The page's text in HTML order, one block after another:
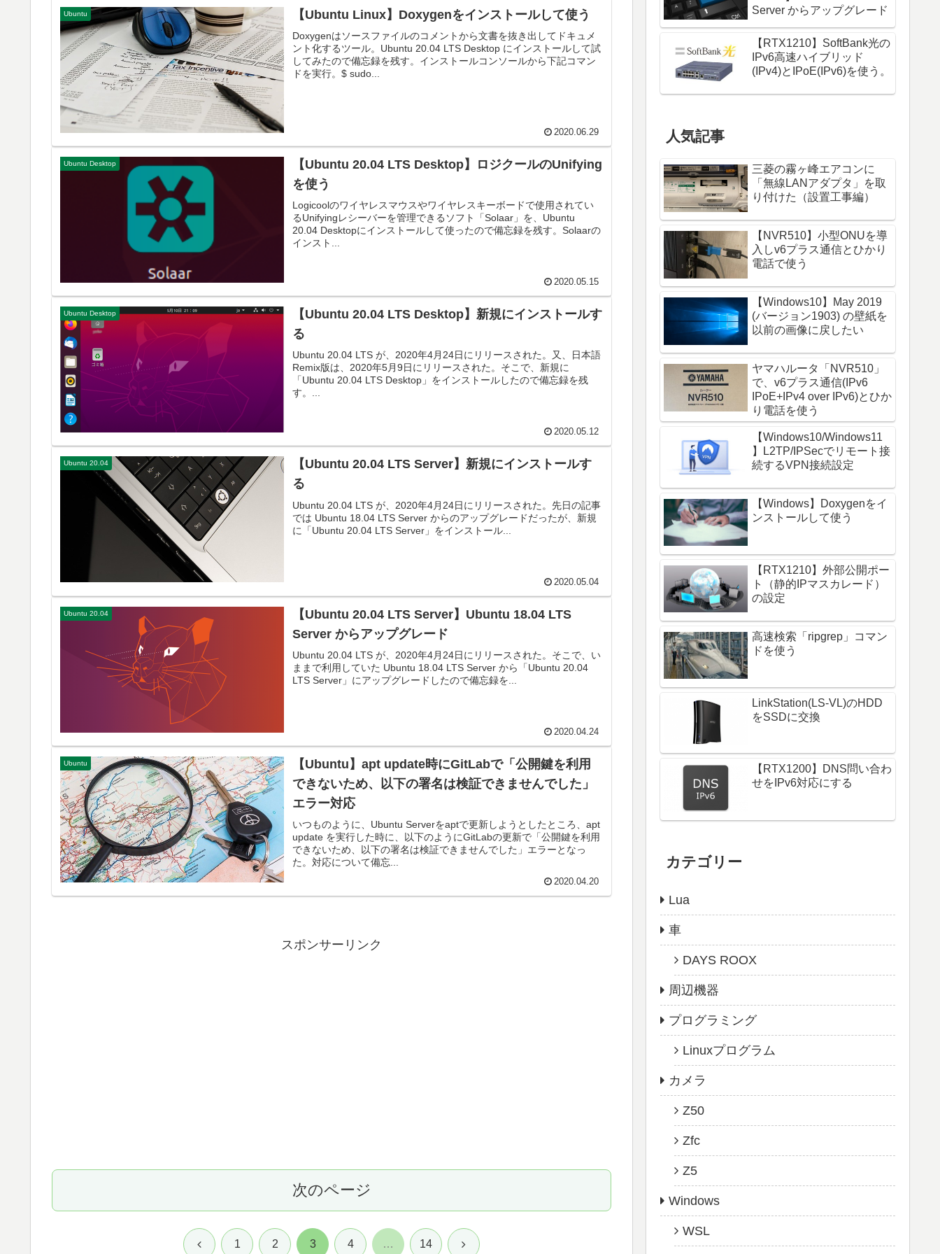
Ubuntu 【Ubuntu Linux】Doxygenをインストールして使う
Doxygenはソースファイルのコメントから文書を抜き出してドキュメ
ント化するツール。Ubuntu 20.04 LTS Desktop にインストールして試
してみたので備忘録を残す。インストールコンソールから下記コマン
ドを実行。$ sudo...
2020.06.29
Ubuntu Desktop
【Ubuntu 20.04 LTS Desktop】ロジクールのUnifying
を使う
Logicoolのワイヤレスマウスやワイヤレスキーボードで使用されてい
るUnifyingレシーバーを管理できるソフト「Solaar」を、Ubuntu
20.04 Desktopにインストールして使ったので備忘録を残す。Solaarの
インスト...
2020.05.15
Ubuntu Desktop
【Ubuntu 20.04 LTS Desktop】新規にインストールす
る
Ubuntu 20.04 LTS が、2020年4月24日にリリースされた。又、日本語
Remix版は、2020年5月9日にリリースされた。そこで、新規に
「Ubuntu 20.04 LTS Desktop」をインストールしたので備忘録を残
す。...
2020.05.12
Ubuntu 20.04
【Ubuntu 20.04 LTS Server】新規にインストールす
る
Ubuntu 20.04 LTS が、2020年4月24日にリリースされた。先日の記事
では Ubuntu 18.04 LTS Server からのアップグレードだったが、新規
に「Ubuntu 20.04 LTS Server」をインストール...
2020.05.04
Ubuntu 20.04
【Ubuntu 20.04 LTS Server】Ubuntu 18.04 LTS
Server からアップグレード
Ubuntu 20.04 LTS が、2020年4月24日にリリースされた。そこで、い
ままで利用していた Ubuntu 18.04 LTS Server から「Ubuntu 20.04
LTS Server」にアップグレードしたので備忘録を...
2020.04.24
Ubuntu
【Ubuntu】apt update時にGitLabで「公開鍵を利用
できないため、以下の署名は検証できませんでした」
エラー対応
いつものように、Ubuntu Serverをaptで更新しようとしたところ、apt
update を実行した時に、以下のようにGitLabの更新で「公開鍵を利用
できないため、以下の署名は検証できませんでした」エラーとなっ
た。対応について備忘...
2020.04.20
スポンサーリンク
次のページ
前 1 2 3 4 … 14 次
Server からアップグレード
【RTX1210】SoftBank光の
IPv6高速ハイブリッド
(IPv4)とIPoE(IPv6)を使う。
人気記事
三菱の霧ヶ峰エアコンに
「無線LANアダプタ」を取
り付けた（設置工事編）
【NVR510】小型ONUを導
入しv6プラス通信とひかり
電話で使う
【Windows10】May 2019
(バージョン1903) の壁紙を
以前の画像に戻したい
ヤマハルータ「NVR510」
で、v6プラス通信(IPv6
IPoE+IPv4 over IPv6)とひか
り電話を使う
【Windows10/Windows11
】L2TP/IPSecでリモート接
続するVPN接続設定
【Windows】Doxygenをイ
ンストールして使う
【RTX1210】外部公開ポー
ト（静的IPマスカレード）
の設定
高速検索「ripgrep」コマン
ドを使う
LinkStation(LS-VL)のHDD
をSSDに交換
【RTX1200】DNS問い合わ
せをIPv6対応にする
カテゴリー
Lua
車
DAYS ROOX
周辺機器
プログラミング
Linuxプログラム
カメラ
Z50
Zfc
Z5
Windows
WSL